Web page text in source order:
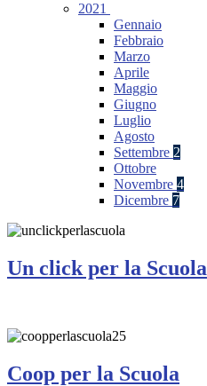
2021
Gennaio
Febbraio
Marzo
Aprile
Maggio
Giugno
Luglio
Agosto
Settembre 2
Ottobre
Novembre 4
Dicembre 7
Un click per la Scuola
Coop per la Scuola